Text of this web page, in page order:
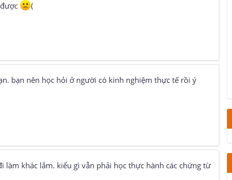
(
bạn nên học hỏi ở người có kinh nghiệm thực tế rồi ý
làm khác lắm. kiểu gì vẫn phải học thực hành các chứng từ